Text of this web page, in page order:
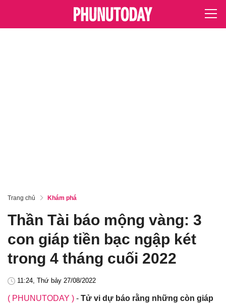
Trang chủ Khám phá
Thần Tài báo mộng vàng: 3
con giáp tiền bạc ngập két
trong 4 tháng cuối 2022
11:24, Thứ bảy 27/08/2022
( PHUNUTODAY ) - Tử vi dự báo rằng những còn giáp